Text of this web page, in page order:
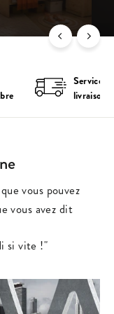
Service
livraison
vous pouvez
vous avez dit
si vite !"